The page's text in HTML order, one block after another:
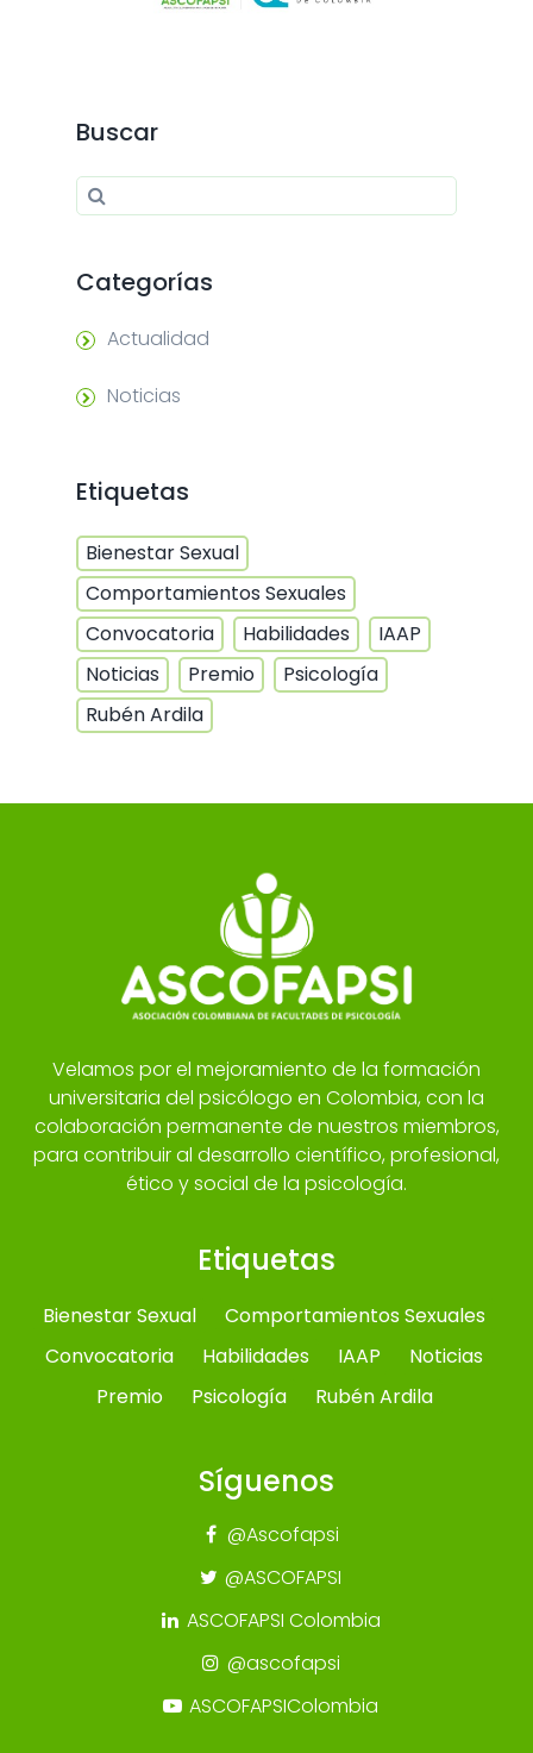
Buscar
Search for:
Categorías
Actualidad
Noticias
Etiquetas
Bienestar Sexual
Comportamientos Sexuales
Convocatoria
Habilidades
IAAP
Noticias
Premio
Psicología
Rubén Ardila
Velamos por el mejoramiento de la formación
universitaria del psicólogo en Colombia, con la
colaboración permanente de nuestros miembros,
para contribuir al desarrollo científico, profesional,
ético y social de la psicología.
Etiquetas
Bienestar Sexual
Comportamientos Sexuales
Convocatoria
Habilidades IAAP
Noticias
Premio
Psicología Rubén Ardila
Síguenos
@Ascofapsi
@ASCOFAPSI
ASCOFAPSI Colombia
@ascofapsi
ASCOFAPSIColombia